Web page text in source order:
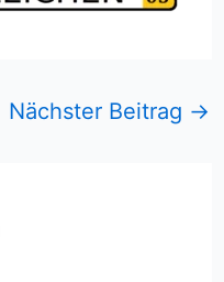
Nächster Beitrag →